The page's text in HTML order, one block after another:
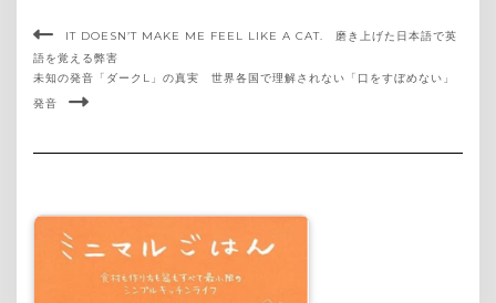
IT DOESN’T MAKE ME FEEL LIKE A CAT. 磨き上げた日本語で英
語を覚える弊害
未知の発音「ダークL」の真実 世界各国で理解されない「口をすぼめない」
発音